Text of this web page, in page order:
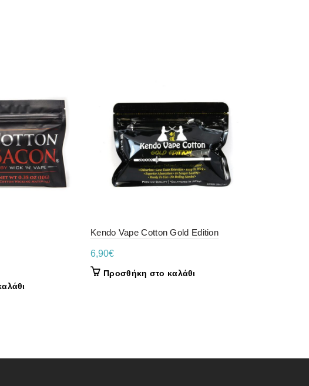
Kendo Vape Cotton Gold Edition
6,90€
Προσθήκη στο καλάθι